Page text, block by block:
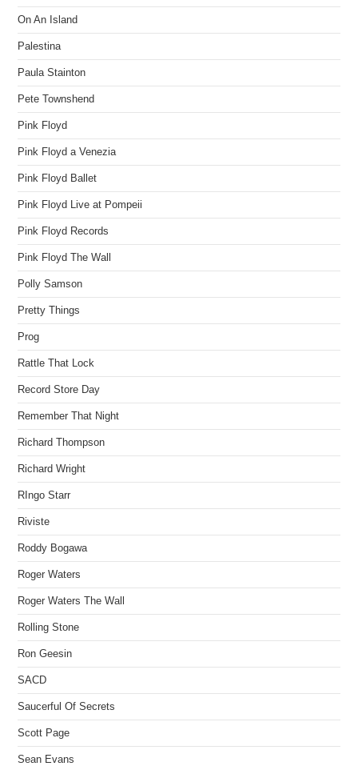
On An Island
Palestina
Paula Stainton
Pete Townshend
Pink Floyd
Pink Floyd a Venezia
Pink Floyd Ballet
Pink Floyd Live at Pompeii
Pink Floyd Records
Pink Floyd The Wall
Polly Samson
Pretty Things
Prog
Rattle That Lock
Record Store Day
Remember That Night
Richard Thompson
Richard Wright
RIngo Starr
Riviste
Roddy Bogawa
Roger Waters
Roger Waters The Wall
Rolling Stone
Ron Geesin
SACD
Saucerful Of Secrets
Scott Page
Sean Evans